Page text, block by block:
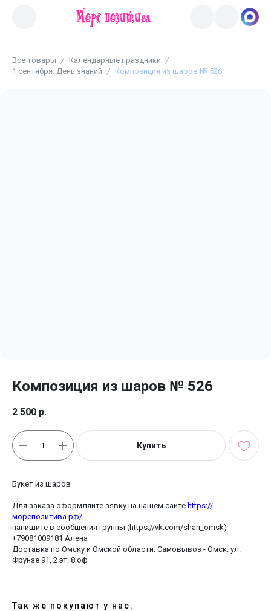
Все товары
Календарные праздники
1 сентября. День знаний
Композиция из шаров № 526
Композиция из шаров № 526
2 500 р.
Купить
Букет из шаров
Для заказа оформляйте зявку на нашем сайте https://
морепозитива.рф/
напишите в сообщения группы (https://vk.com/shari_omsk)
+79081009181 Алена
Доставка по Омску и Омской области. Самовывоз - Омск. ул.
Фрунзе 91, 2 эт. 8 оф
Так же покупают у нас: